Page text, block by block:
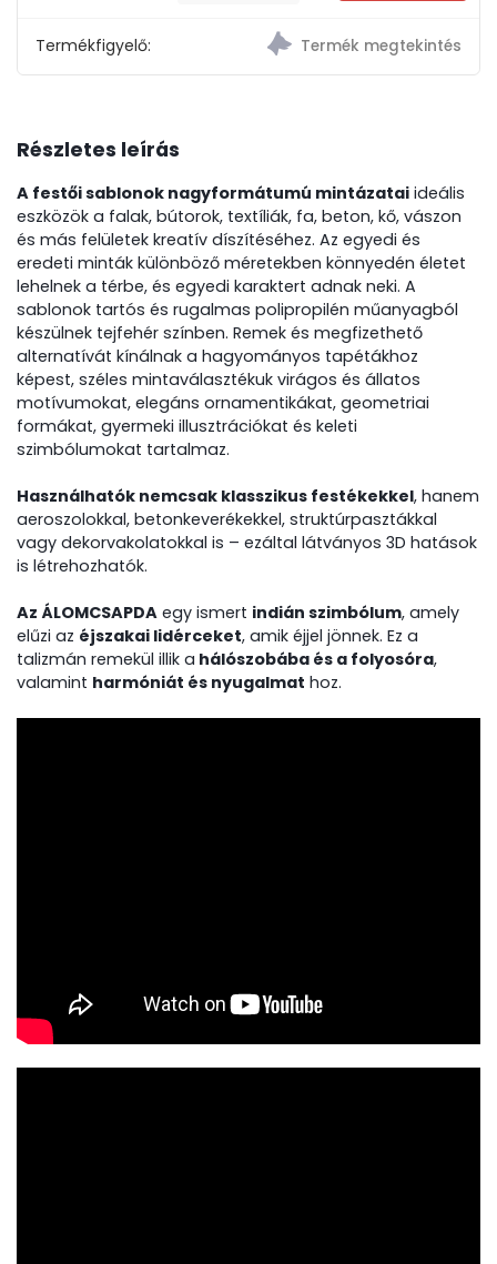
Termékfigyelő:
Részletes leírás
A festői sablonok nagyformátumú mintázatai ideális
eszközök a falak, bútorok, textíliák, fa, beton, kő, vászon
és más felületek kreatív díszítéséhez. Az egyedi és
eredeti minták különböző méretekben könnyedén életet
lehelnek a térbe, és egyedi karaktert adnak neki. A
sablonok tartós és rugalmas polipropilén műanyagból
készülnek tejfehér színben. Remek és megfizethető
alternatívát kínálnak a hagyományos tapétákhoz
képest, széles mintaválasztékuk virágos és állatos
motívumokat, elegáns ornamentikákat, geometriai
formákat, gyermeki illusztrációkat és keleti
szimbólumokat tartalmaz.
Használhatók nemcsak klasszikus festékekkel, hanem
aeroszolokkal, betonkeverékekkel, struktúrpasztákkal
vagy dekorvakolatokkal is – ezáltal látványos 3D hatások
is létrehozhatók.
Az ÁLOMCSAPDA egy ismert indián szimbólum, amely
elűzi az éjszakai lidérceket, amik éjjel jönnek. Ez a
talizmán remekül illik a hálószobába és a folyosóra,
valamint harmóniát és nyugalmat hoz.